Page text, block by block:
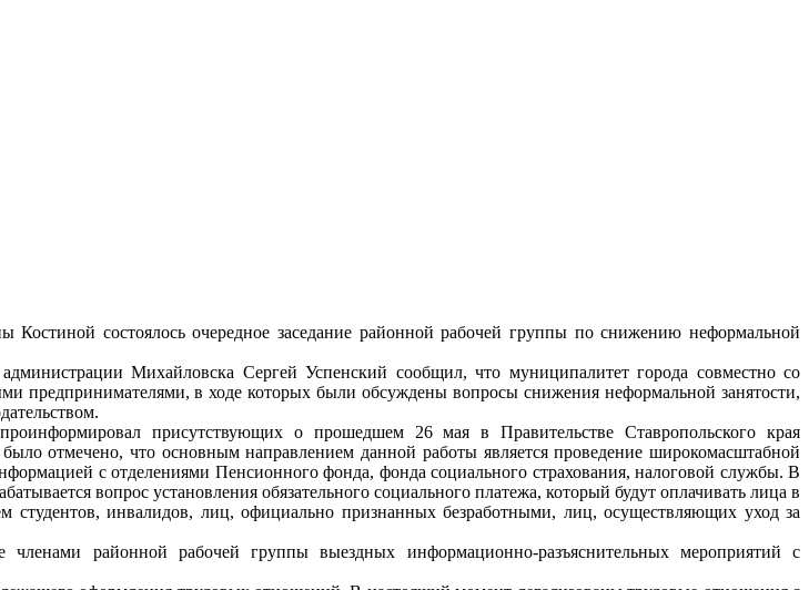
Костиной состоялось очередное заседание районной рабочей группы по снижению неформальной
Михайловска Сергей Успенский сообщил, что муниципалитет города совместно со
предпринимателями, в ходе которых были обсуждены вопросы снижения неформальной занятости,
присутствующих о прошедшем 26 мая в Правительстве Ставропольского края
отмечено, что основным направлением данной работы является проведение широкомасштабной
с отделениями Пенсионного фонда, фонда социального страхования, налоговой службы. В
вопрос установления обязательного социального платежа, который будут оплачивать лица в
студентов, инвалидов, лиц, официально признанных безработными, лиц, осуществляющих уход за
районной рабочей группы выездных информационно-разъяснительных мероприятий с